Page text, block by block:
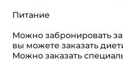
Питание
Можно забронировать
вы можете заказать
Можно заказать